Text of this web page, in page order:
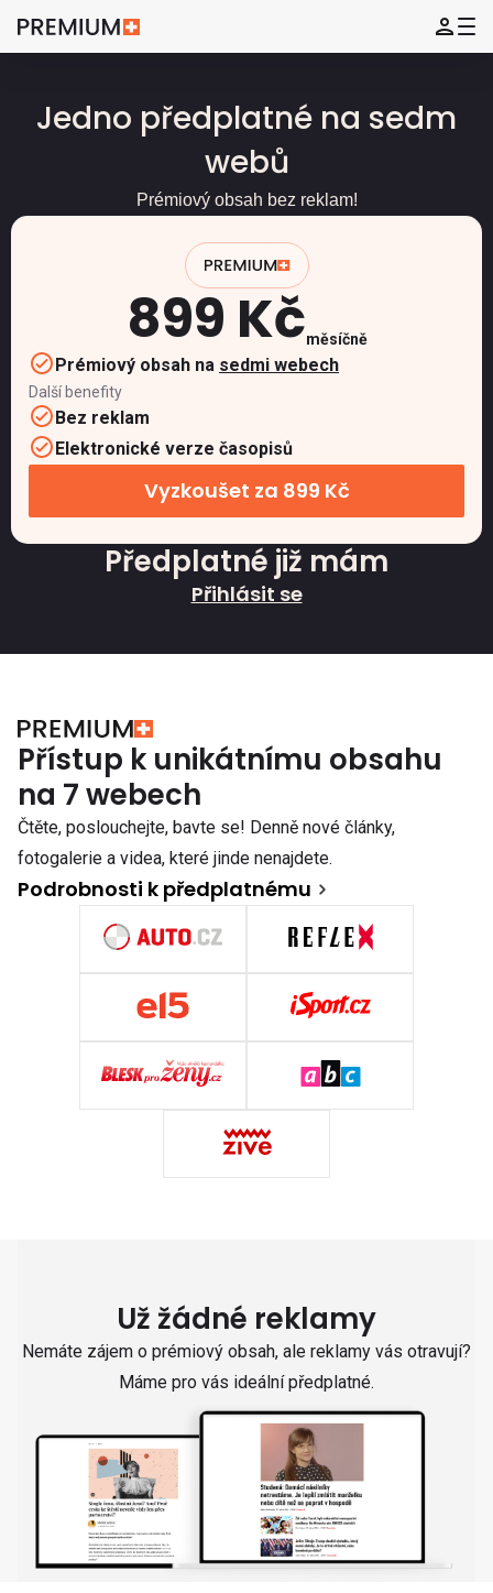
Jedno předplatné na sedm
webů
Prémiový obsah bez reklam!
899 Kčměsíčně
Prémiový obsah na sedmi webech
Další benefity
Bez reklam
Elektronické verze časopisů
Vyzkoušet za 899 Kč
Předplatné již mám
Přihlásit se
Přístup k unikátnímu obsahu
na 7 webech
Čtěte, poslouchejte, bavte se! Denně nové články,
fotogalerie a videa, které jinde nenajdete.
Podrobnosti k předplatnému
Už žádné reklamy
Nemáte zájem o prémiový obsah, ale reklamy vás otravují?
Máme pro vás ideální předplatné.